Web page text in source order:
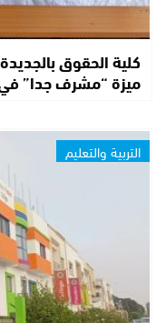
كلية الحقوق
ميزة “مشرف جدا” في
التربية والتعليم